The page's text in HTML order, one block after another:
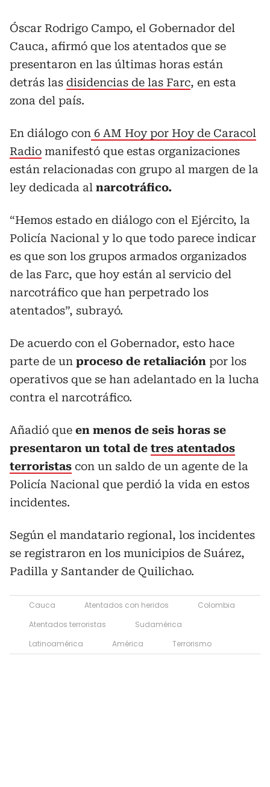
Óscar Rodrigo Campo, el Gobernador del
Cauca, afirmó que los atentados que se
presentaron en las últimas horas están
detrás las disidencias de las Farc, en esta
zona del país.
En diálogo con 6 AM Hoy por Hoy de Caracol
Radio manifestó que estas organizaciones
están relacionadas con grupo al margen de la
ley dedicada al narcotráfico.
“Hemos estado en diálogo con el Ejército, la
Policía Nacional y lo que todo parece indicar
es que son los grupos armados organizados
de las Farc, que hoy están al servicio del
narcotráfico que han perpetrado los
atentados”, subrayó.
De acuerdo con el Gobernador, esto hace
parte de un proceso de retaliación por los
operativos que se han adelantado en la lucha
contra el narcotráfico.
Añadió que en menos de seis horas se
presentaron un total de tres atentados
terroristas con un saldo de un agente de la
Policía Nacional que perdió la vida en estos
incidentes.
Según el mandatario regional, los incidentes
se registraron en los municipios de Suárez,
Padilla y Santander de Quilichao.
Cauca Atentados con heridos
Colombia
Atentados terroristas
Sudamérica
Latinoamérica
América Terrorismo